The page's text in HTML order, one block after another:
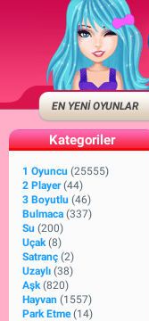
EN YENİ OYUNLAR
Kategoriler
1 Oyuncu (25555)
2 Player (44)
3 Boyutlu (46)
Bulmaca (337)
Su (200)
Uçak (8)
Satranç (2)
Uzaylı (38)
Aşk (820)
Hayvan (1557)
Park Etme (14)